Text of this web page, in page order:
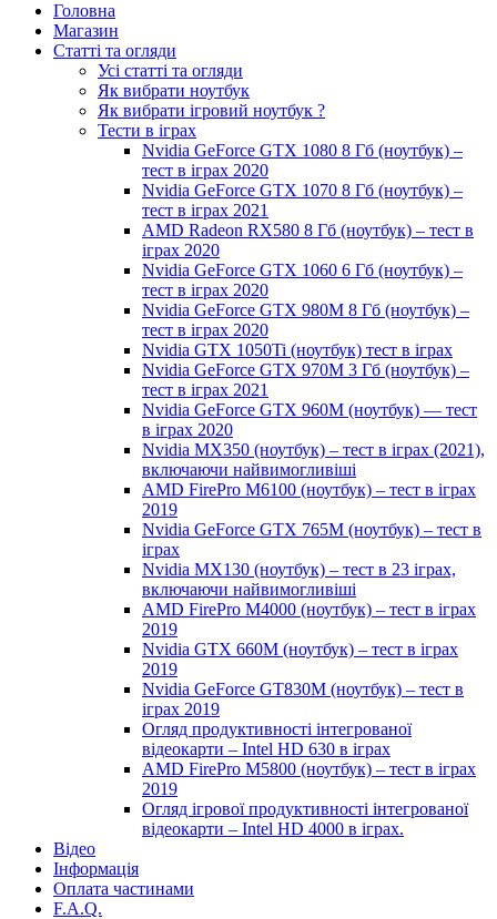
Головна
Магазин
Статті та огляди
Усі статті та огляди
Як вибрати ноутбук
Як вибрати ігровий ноутбук ?
Тести в іграх
Nvidia GeForce GTX 1080 8 Гб (ноутбук) –
тест в іграх 2020
Nvidia GeForce GTX 1070 8 Гб (ноутбук) –
тест в іграх 2021
AMD Radeon RX580 8 Гб (ноутбук) – тест в
іграх 2020
Nvidia GeForce GTX 1060 6 Гб (ноутбук) –
тест в іграх 2020
Nvidia GeForce GTX 980M 8 Гб (ноутбук) –
тест в іграх 2020
Nvidia GTX 1050Ti (ноутбук) тест в іграх
Nvidia GeForce GTX 970M 3 Гб (ноутбук) –
тест в іграх 2021
Nvidia GeForce GTX 960M (ноутбук) — тест
в іграх 2020
Nvidia MX350 (ноутбук) – тест в іграх (2021),
включаючи найвимогливіші
AMD FirePro M6100 (ноутбук) – тест в іграх
2019
Nvidia GeForce GTX 765M (ноутбук) – тест в
іграх
Nvidia MX130 (ноутбук) – тест в 23 іграх,
включаючи найвимогливіші
AMD FirePro M4000 (ноутбук) – тест в іграх
2019
Nvidia GTX 660M (ноутбук) – тест в іграх
2019
Nvidia GeForce GT830M (ноутбук) – тест в
іграх 2019
Огляд продуктивності інтегрованої
відеокарти – Intel HD 630 в іграх
AMD FirePro M5800 (ноутбук) – тест в іграх
2019
Огляд ігрової продуктивності інтегрованої
відеокарти – Intel HD 4000 в іграх.
Відео
Інформація
Оплата частинами
F.A.Q.